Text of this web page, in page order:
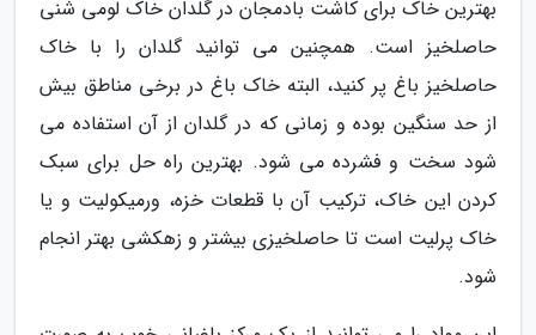
بهترین خاک برای کاشت بادمجان در گلدان خاک لومی شنی
حاصلخیز است. همچنین می توانید گلدان را با خاک
حاصلخیز باغ پر کنید، البته خاک باغ در برخی مناطق بیش
از حد سنگین بوده و زمانی که در گلدان از آن استفاده می
شود سخت و فشرده می شود. بهترین راه حل برای سبک
کردن این خاک، ترکیب آن با قطعات خزه، ورمیکولیت و یا
خاک پرلیت است تا حاصلخیزی بیشتر و زهکشی بهتر انجام
شود.